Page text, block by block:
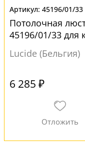
45196/01/33
Потолочная
45196/01/33 для
Lucide (Бельгия)
6 285 ₽